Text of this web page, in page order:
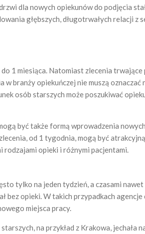
dla nowych opiekunów do podjęcia
głębszych, długotrwałych relacji z
1 miesiąca. Natomiast zlecenia
branży opiekuńczej nie muszą
osób starszych może poszukiwać
być także formą wprowadzenia
od 1 tygodnia, mogą być
opieki i różnymi pacjentami.
tylko na jeden tydzień, a czasami
opieki. W takich przypadkach agencje
miejsca pracy.
na przykład z Krakowa, jechała